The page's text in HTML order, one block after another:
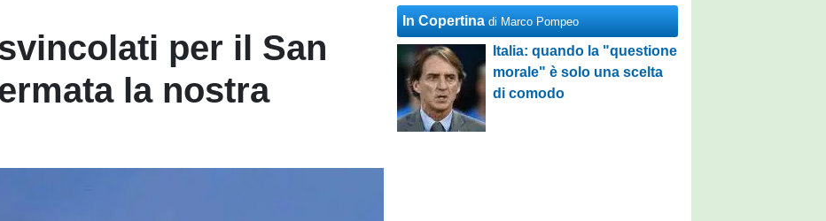
per il San
la nostra
In Copertina di Marco Pompeo
Italia: quando la "questione
morale" è solo una scelta
di comodo